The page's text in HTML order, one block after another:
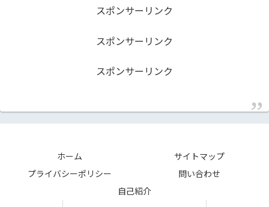
スポンサーリンク
スポンサーリンク
スポンサーリンク
ホーム
サイトマップ
プライバシーポリシー
問い合わせ
自己紹介